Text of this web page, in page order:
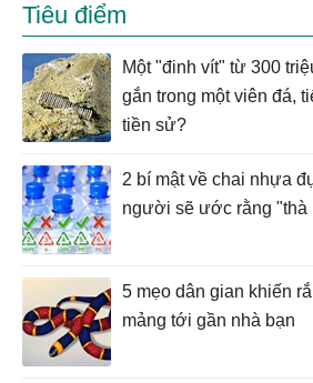
Tiêu điểm
Một "đinh vít" từ 300
gắn trong một viên đá,
tiền sử?
2 bí mật về chai nhựa
người sẽ ước rằng "thà
5 mẹo dân gian khiến
mảng tới gần nhà bạn